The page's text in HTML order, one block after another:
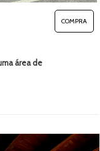
COMPRA
área de